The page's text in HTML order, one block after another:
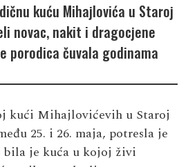
kuću Mihajlovića u Staroj
novac, nakit i dragocjene
porodica čuvala godinama
kući Mihajlovićevih u Staroj
25. i 26. maja, potresla je
je kuća u kojoj živi